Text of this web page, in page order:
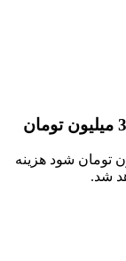
حساب شما بالای 3 میلیون تومان شود هزینه
شد.